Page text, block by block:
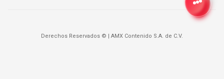
Derechos Reservados © AMX Contenido S.A. de C.V.